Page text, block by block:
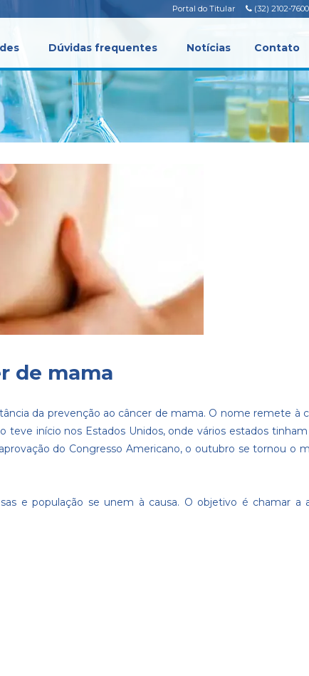
Portal do Titular (32) 2102-7600
Dúvidas frequentes Notícias Contato
de mama
da prevenção ao câncer de mama. O nome remete à
início nos Estados Unidos, onde vários estados tinham
do Congresso Americano, o outubro se tornou o
e população se unem à causa. O objetivo é chamar a